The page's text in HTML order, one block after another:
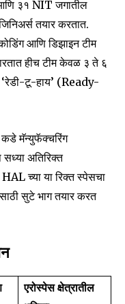
३१ NIT जगातील
तयार करतात.
आणि डिझाइन टीम
हीच टीम केवळ ३ ते ६
टू-हाय’ (Ready-
कडे मॅन्युफॅक्चरिंग
अतिरिक्त
च्या या रिक्त स्पेसचा
सुटे भाग तयार करत
एरोस्पेस क्षेत्रातील